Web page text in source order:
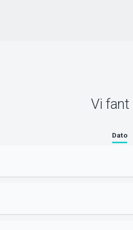
Vi fant
Dato